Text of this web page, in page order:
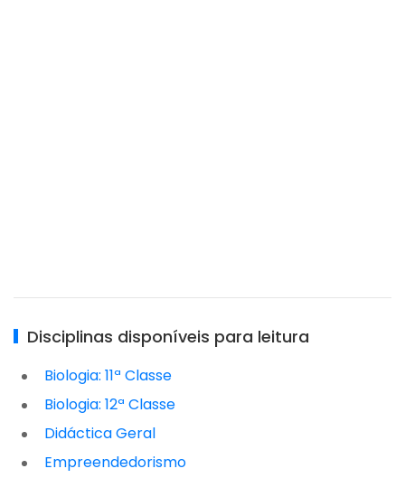
Disciplinas disponíveis para leitura
Biologia: 11ª Classe
Biologia: 12ª Classe
Didáctica Geral
Empreendedorismo